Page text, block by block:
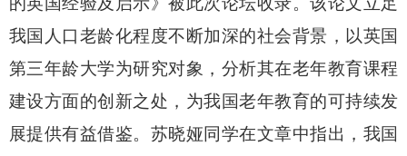
我国人口老龄化程度不断加深的社会背景，以英国
第三年龄大学为研究对象，分析其在老年教育课程
建设方面的创新之处，为我国老年教育的可持续发
展提供有益借鉴。苏晓娅同学在文章中指出，我国